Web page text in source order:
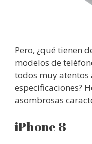
Pero, ¿qué tienen
modelos de
todos muy atentos
especificaciones?
asombrosas
iPhone 8